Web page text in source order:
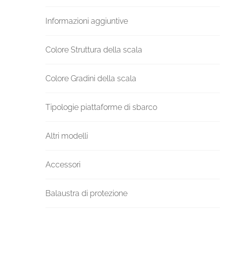
Informazioni aggiuntive
Colore Struttura della scala
Colore Gradini della scala
Tipologie piattaforme di sbarco
Altri modelli
Accessori
Balaustra di protezione